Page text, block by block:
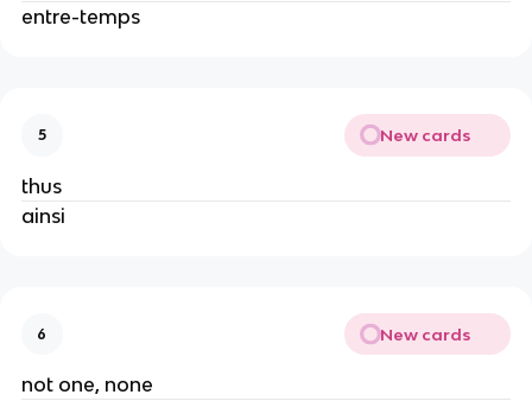
entre-temps
5 New cards
thus
ainsi
6 New cards
not one, none